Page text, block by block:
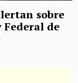
sobre
Federal de